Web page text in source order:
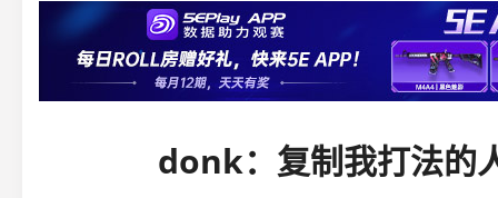
donk：复制我打法的